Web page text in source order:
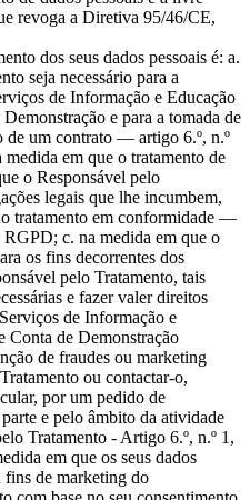
revoga a Diretiva 95/46/CE,
dos seus dados pessoais é: a.
seja necessário para a
de Informação e Educação
e para a tomada de
de um contrato — artigo 6.º, n.º
em que o tratamento de
o Responsável pelo
legais que lhe incumbem,
tratamento em conformidade —
c. na medida em que o
os fins decorrentes dos
pelo Tratamento, tais
e fazer valer direitos
de Informação e
Conta de Demonstração
de fraudes ou marketing
ou contactar-o,
por um pedido de
e pelo âmbito da atividade
Tratamento - Artigo 6.º, n.º 1,
em que os seus dados
fins de marketing do